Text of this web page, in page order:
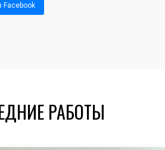
Facebook
РАБОТЫ